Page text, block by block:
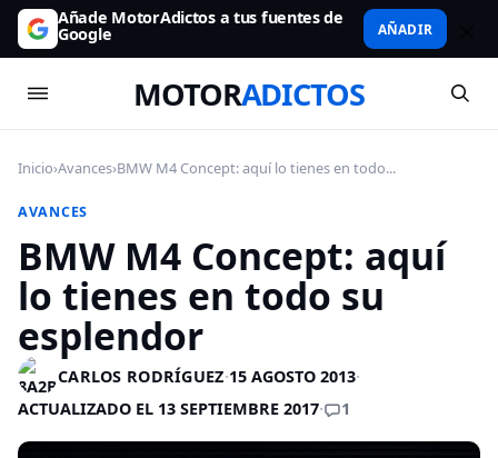
Añade MotorAdictos a tus fuentes de
Google AÑADIR
MOTORADICTOS
Inicio›Avances›BMW M4 Concept: aquí lo tienes en todo...
AVANCES
BMW M4 Concept: aquí
lo tienes en todo su
esplendor
CARLOS RODRÍGUEZ·15 AGOSTO 2013·
ACTUALIZADO EL 13 SEPTIEMBRE 2017· 1